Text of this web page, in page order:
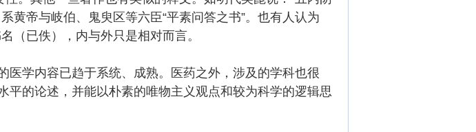
黄帝与岐伯、鬼臾区等六臣“平素问答之书”。也有人认为
（已佚），内与外只是相对而言。
医学内容已趋于系统、成熟。医药之外，涉及的学科也很
的论述，并能以朴素的唯物主义观点和较为科学的逻辑思